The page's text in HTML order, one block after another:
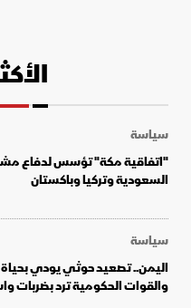
سياسة
"اتفاقية مكة" تؤسس لدفاع
السعودية وتركيا وباكستان
سياسة
اليمن.. تصعيد حوثي يودي
والقوات الحكومية ترد بضربات